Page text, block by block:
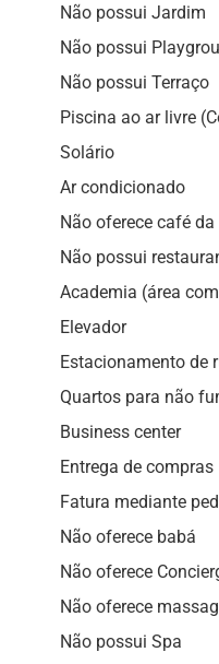
Não possui Jardim
Não possui
Não possui Terraço
Piscina ao ar livre
Solário
Ar condicionado
Não oferece café
Não possui
Academia (área
Elevador
Estacionamento de
Quartos para não
Business center
Entrega de compras
Fatura mediante
Não oferece babá
Não oferece
Não oferece
Não possui Spa